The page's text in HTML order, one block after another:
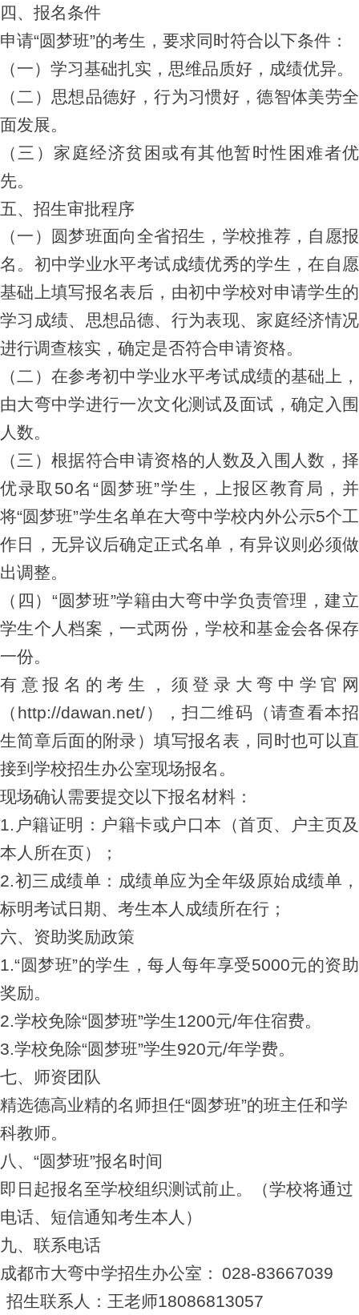
四、报名条件
申请“圆梦班”的考生，要求同时符合以下条件：
（一）学习基础扎实，思维品质好，成绩优异。
（二）思想品德好，行为习惯好，德智体美劳全
面发展。
（三）家庭经济贫困或有其他暂时性困难者优
先。
五、招生审批程序
（一）圆梦班面向全省招生，学校推荐，自愿报
名。 初中学业水平考试成绩优秀的学生，在自愿
基础上填写报名表后，由初中学校对申请学生的
学习成绩、思想品德、行为表现、家庭经济情况
进行调查核实，确定是否符合申请资格。
（二）在参考初中学业水平考试成绩的基础上，
由大弯中学进行一次文化测试及面试，确定入围
人数。
（三）根据符合申请资格的人数及入围人数，择
优录取50名“圆梦班”学生，上报区教育局，并
将“圆梦班”学生名单在大弯中学校内外公示5个工
作日，无异议后确定正式名单，有异议则必须做
出调整。
（四）“圆梦班”学籍由大弯中学负责管理，建立
学生个人档案，一式两份，学校和基金会各保存
一份。
有意报名的考生，须登录大弯中学官网
（http://dawan.net/），扫二维码（请查看本招
生简章后面的附录）填写报名表，同时也可以直
接到学校招生办公室现场报名。
现场确认需要提交以下报名材料：
1. 户籍证明：户籍卡或户口本（首页、户主页及
本人所在页）；
2.初三成绩单：成绩单应为全年级原始成绩单，
标明考试日期、考生本人成绩所在行；
六、资助奖励政策
1.“圆梦班”的学生，每人每年享受5000元的资助
奖励。
2.学校免除“圆梦班”学生1200元/年住宿费。
3.学校免除“圆梦班”学生920元/年学费。
七、师资团队
精选德高业精的名师担任“圆梦班”的班主任和学
科教师。
八、“圆梦班”报名时间
即日起报名至学校组织测试前止。（学校将通过
电话、短信通知考生本人）
九、联系电话
成都市大弯中学招生办公室： 028-83667039
招生联系人：王老师18086813057